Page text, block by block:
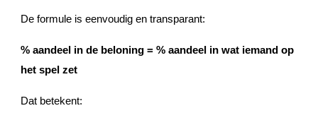
De formule is eenvoudig en transparant:
% aandeel in de beloning = % aandeel in wat iemand op
het spel zet
Dat betekent: